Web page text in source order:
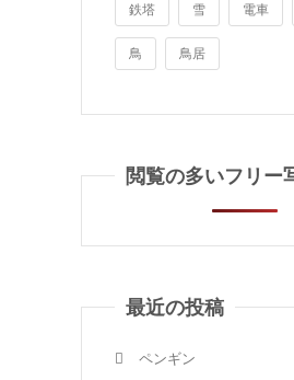
鉄塔 雪 電車
鳥 鳥居
閲覧の多いフリー
最近の投稿
ペンギン